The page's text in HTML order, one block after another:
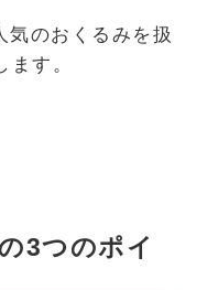
気のおくるみを扱
す。
3つのポイ